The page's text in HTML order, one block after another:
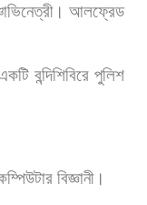
আলফ্রেড
বন্দিশিবিরে পুলিশ
বিজ্ঞানী।